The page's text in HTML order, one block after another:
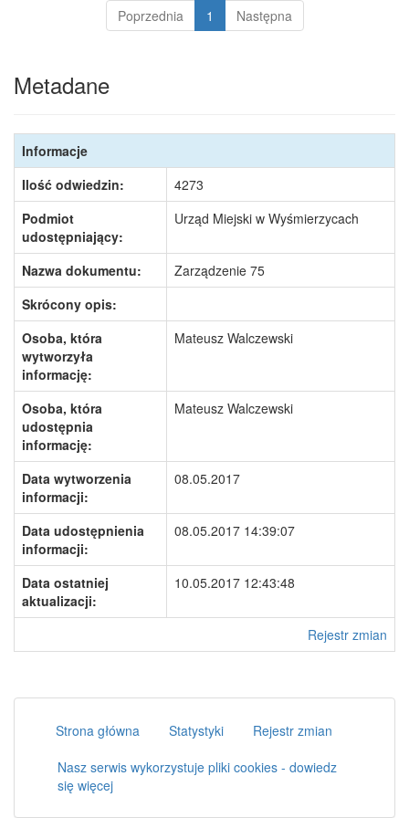
Poprzednia 1 Następna
Metadane
Informacje
Ilość odwiedzin:
4273
Podmiot
udostępniający:
Urząd Miejski w Wyśmierzycach
Nazwa dokumentu:
Zarządzenie 75
Skrócony opis:
Osoba, która
wytworzyła
informację:
Mateusz Walczewski
Osoba, która
udostępnia
informację:
Mateusz Walczewski
Data wytworzenia
informacji:
08.05.2017
Data udostępnienia
informacji:
08.05.2017 14:39:07
Data ostatniej
aktualizacji:
10.05.2017 12:43:48
Rejestr zmian
Strona główna Statystyki
Rejestr zmian
Nasz serwis wykorzystuje pliki cookies - dowiedz
się więcej